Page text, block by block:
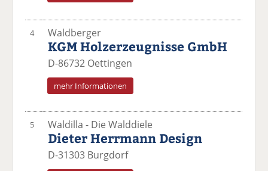
4 Waldberger
KGM Holzerzeugnisse GmbH
D-86732 Oettingen
mehr Informationen
5 Waldilla - Die Walddiele
Dieter Herrmann Design
D-31303 Burgdorf